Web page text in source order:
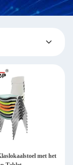
met het